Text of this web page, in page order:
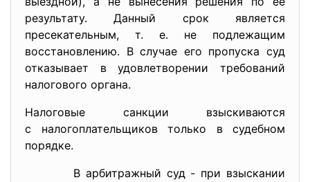
результату. Данный срок является
пресекательным, т. е. не подлежащим
восстановлению. В случае его пропуска суд
отказывает в удовлетворении требований
налогового органа.
Налоговые санкции взыскиваются
с налогоплательщиков только в судебном
порядке.
В арбитражный суд - при взыскании